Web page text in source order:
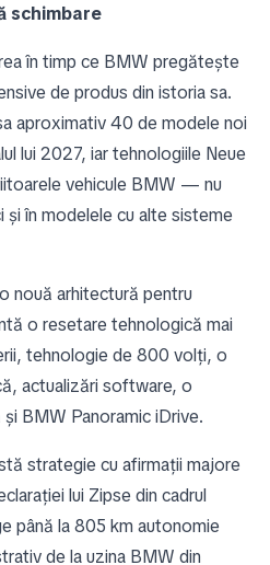
schimbare
în timp ce BMW pregătește
de produs din istoria sa.
aproximativ 40 de modele noi
lui 2027, iar tehnologiile Neue
vehicule BMW — nu
și în modelele cu alte sisteme
nouă arhitectură pentru
o resetare tehnologică mai
tehnologie de 800 volți, o
actualizări software, o
BMW Panoramic iDrive.
strategie cu afirmații majore
lui Zipse din cadrul
până la 805 km autonomie
de la uzina BMW din